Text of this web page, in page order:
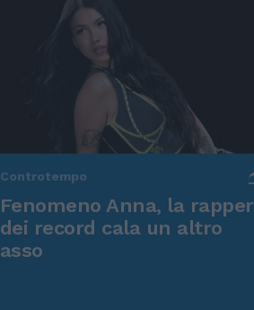
Controtempo
Fenomeno Anna, la rapper
dei record cala un altro
asso